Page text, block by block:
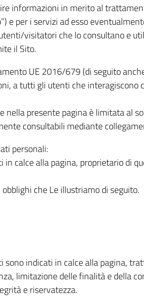
informazioni in merito al
e per i servizi ad esso
visitatori che lo consultano e
il Sito.
UE 2016/679 (di seguito
a tutti gli utenti che interagiscono
presente pagina è limitata al
consultabili mediante
personali:
in calce alla pagina, proprietario di
obblighi che Le illustriamo di seguito.
sono indicati in calce alla pagina,
limitazione delle finalità e della
e riservatezza.